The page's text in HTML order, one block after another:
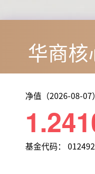
华商核
净值（2026-08-07
基金代码： 012492